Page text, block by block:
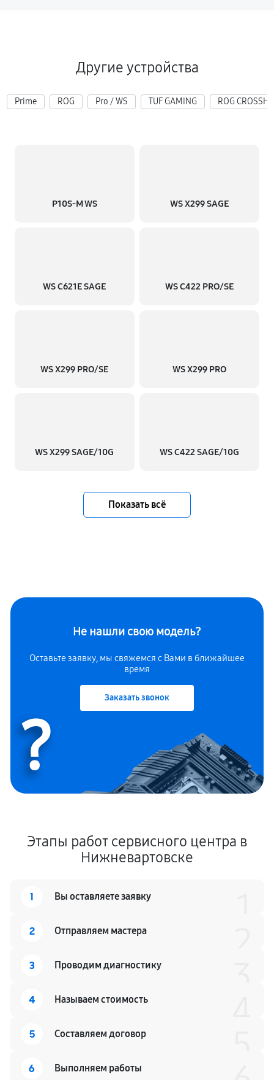
Другие устройства
Prime ROG Pro / WS TUF GAMING ROG
P10S-M WS WS X299 SAGE
WS C621E SAGE WS C422 PRO/SE
WS X299 PRO/SE WS X299 PRO
WS X299 SAGE/10G WS C422 SAGE/10G
Показать всё
Не нашли свою модель?
Оставьте заявку, мы свяжемся с Вами в ближайшее
время
Заказать звонок
?
Этапы работ сервисного центра в
Нижневартовске
1 Вы оставляете заявку
2 Отправляем мастера
3 Проводим диагностику
4 Называем стоимость
5 Составляем договор
6 Выполняем работы